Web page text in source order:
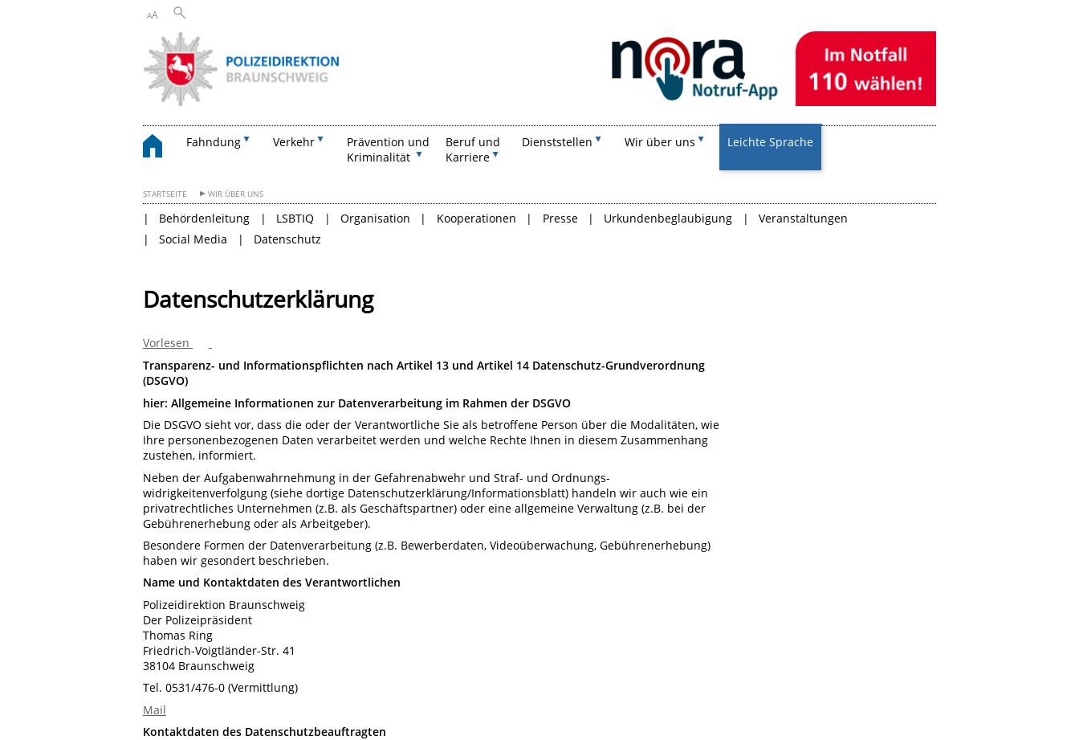
AA
Fahndung Verkehr
Prävention und
Kriminalität
Beruf und
Karriere
Dienststellen Wir über uns Leichte Sprache
STARTSEITE WIR ÜBER UNS
Behördenleitung LSBTIQ Organisation Kooperationen Presse Urkundenbeglaubigung
Veranstaltungen
Social Media
Datenschutz
Datenschutzerklärung
Vorlesen
Transparenz- und Informationspflichten nach Artikel 13 und Artikel 14 Datenschutz-Grundverordnung
(DSGVO)
hier: Allgemeine Informationen zur Datenverarbeitung im Rahmen der DSGVO
Die DSGVO sieht vor, dass die oder der Verantwortliche Sie als betroffene Person über die Modalitäten, wie
Ihre personenbezogenen Daten verarbeitet werden und welche Rechte Ihnen in diesem Zusammenhang
zustehen, informiert.
Neben der Aufgabenwahrnehmung in der Gefahrenabwehr und Straf- und Ordnungs-
widrigkeitenverfolgung (siehe dortige Datenschutzerklärung/Informationsblatt) handeln wir auch wie ein
privatrechtliches Unternehmen (z.B. als Geschäftspartner) oder eine allgemeine Verwaltung (z.B. bei der
Gebührenerhebung oder als Arbeitgeber).
Besondere Formen der Datenverarbeitung (z.B. Bewerberdaten, Videoüberwachung, Gebührenerhebung)
haben wir gesondert beschrieben.
Name und Kontaktdaten des Verantwortlichen
Polizeidirektion Braunschweig
Der Polizeipräsident
Thomas Ring
Friedrich-Voigtländer-Str. 41
38104 Braunschweig
Tel. 0531/476-0 (Vermittlung)
Mail
Kontaktdaten des Datenschutzbeauftragten